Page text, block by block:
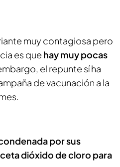
muy contagiosa pero
es que hay muy pocas
el repunte sí ha
de vacunación a la
por sus
dióxido de cloro para